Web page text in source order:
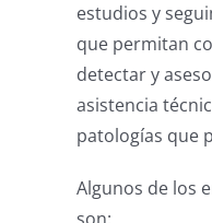
estudios y
que permitan
detectar y
asistencia
patologías que
Algunos de los